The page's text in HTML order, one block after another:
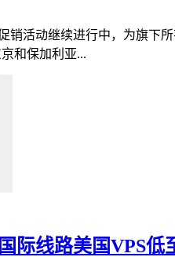
销活动继续进行中，为旗下
和保加利亚...
际线路美国VPS低